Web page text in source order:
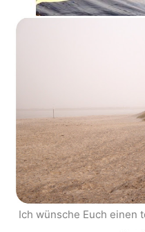
Ich wünsche Euch einen